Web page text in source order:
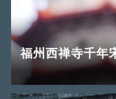
福州西禅寺千年